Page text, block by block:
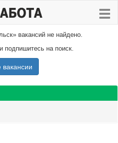
вакансий не найдено.
подпишитесь на поиск.